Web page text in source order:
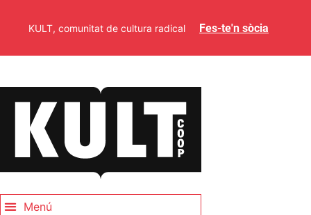
KULT, comunitat de cultura radical Fes-te'n sòcia